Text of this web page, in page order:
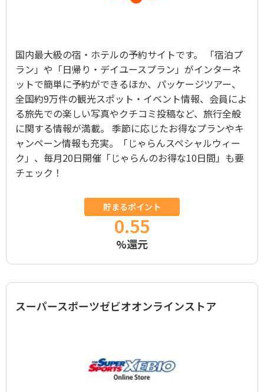
国内最大級の宿・ホテルの予約サイトです。 「宿泊プ
ラン」や「日帰り・デイユースプラン」がインターネ
ットで簡単に予約ができるほか、パッケージツアー、
全国約9万件の観光スポット・イベント情報、会員によ
る旅先での楽しい写真やクチコミ投稿など、旅行全般
に関する情報が満載。 季節に応じたお得なプランやキ
ャンペーン情報も充実。「じゃらんスペシャルウィー
ク」、毎月20日開催「じゃらんのお得な10日間」も要
チェック！
貯まるポイント
0.55
%還元
スーパースポーツゼビオオンラインストア